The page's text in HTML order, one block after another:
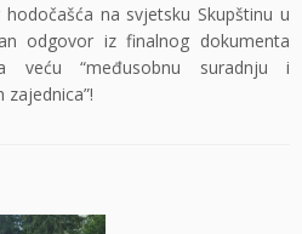
na svjetsku Skupštinu u
odgovor iz finalnog dokumenta
veću “međusobnu suradnju i